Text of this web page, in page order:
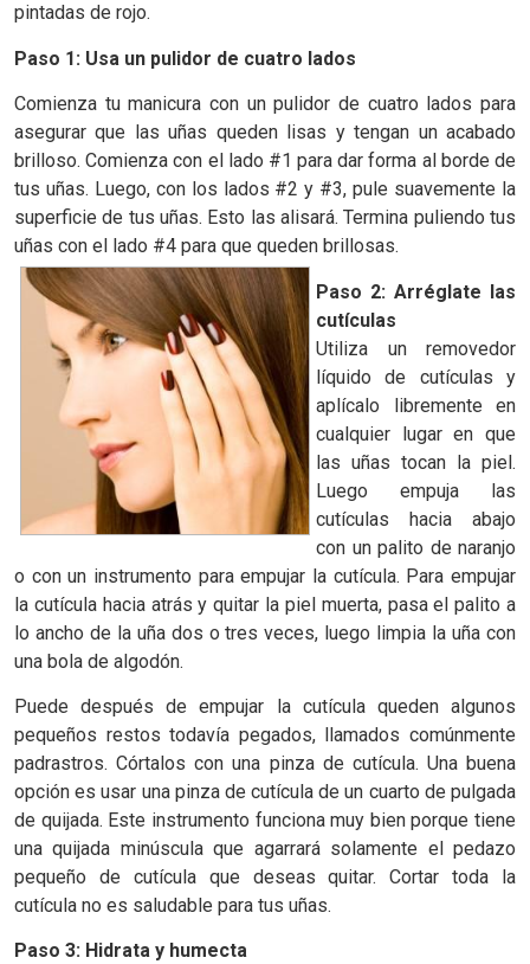
pintadas de rojo.
Paso 1: Usa un pulidor de cuatro lados
Comienza tu manicura con un pulidor de cuatro lados para
asegurar que las uñas queden lisas y tengan un acabado
brilloso. Comienza con el lado #1 para dar forma al borde de
tus uñas. Luego, con los lados #2 y #3, pule suavemente la
superficie de tus uñas. Esto las alisará. Termina puliendo tus
uñas con el lado #4 para que queden brillosas.
Paso 2: Arréglate las
cutículas
Utiliza un removedor
líquido de cutículas y
aplícalo libremente en
cualquier lugar en que
las uñas tocan la piel.
Luego empuja las
cutículas hacia abajo
con un palito de naranjo
o con un instrumento para empujar la cutícula. Para empujar
la cutícula hacia atrás y quitar la piel muerta, pasa el palito a
lo ancho de la uña dos o tres veces, luego limpia la uña con
una bola de algodón.
Puede después de empujar la cutícula queden algunos
pequeños restos todavía pegados, llamados comúnmente
padrastros. Córtalos con una pinza de cutícula. Una buena
opción es usar una pinza de cutícula de un cuarto de pulgada
de quijada. Este instrumento funciona muy bien porque tiene
una quijada minúscula que agarrará solamente el pedazo
pequeño de cutícula que deseas quitar. Cortar toda la
cutícula no es saludable para tus uñas.
Paso 3: Hidrata y humecta